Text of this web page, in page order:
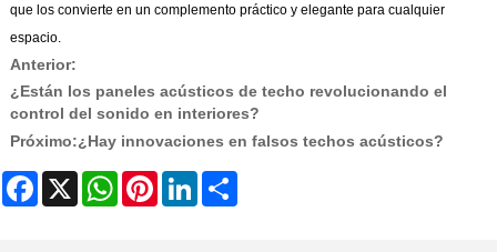
que los convierte en un complemento práctico y elegante para cualquier
espacio.
Anterior:
¿Están los paneles acústicos de techo revolucionando el
control del sonido en interiores?
Próximo:¿Hay innovaciones en falsos techos acústicos?
Facebook WhatsAppPinterestLinkedIn